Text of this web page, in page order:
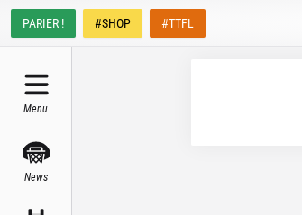
PARIER ! #SHOP #TTFL
Menu
News